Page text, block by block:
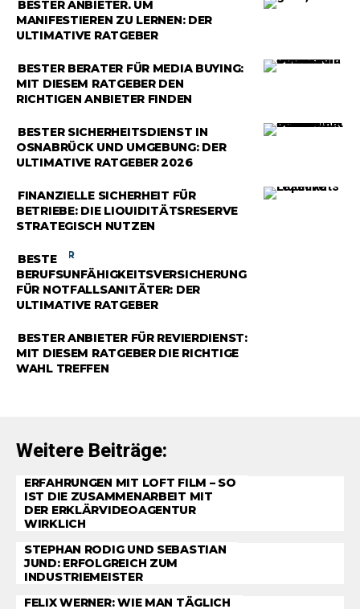
BESTER ANBIETER, UM
MANIFESTIEREN ZU LERNEN: DER
ULTIMATIVE RATGEBER
RATGEBER
BESTER BERATER FÜR MEDIA BUYING:
MIT DIESEM RATGEBER DEN
RICHTIGEN ANBIETER FINDEN
RATGEBER
BESTER SICHERHEITSDIENST IN
OSNABRÜCK UND UMGEBUNG: DER
ULTIMATIVE RATGEBER 2026
RATGEBER
FINANZIELLE SICHERHEIT FÜR
BETRIEBE: DIE LIQUIDITÄTSRESERVE
STRATEGISCH NUTZEN
RATGEBER
BESTE
BERUFSUNFÄHIGKEITSVERSICHERUNG
FÜR NOTFALLSANITÄTER: DER
ULTIMATIVE RATGEBER
RATGEBER
BESTER ANBIETER FÜR REVIERDIENST:
MIT DIESEM RATGEBER DIE RICHTIGE
WAHL TREFFEN
Weitere Beiträge:
ERFAHRUNGEN MIT LOFT FILM – SO
IST DIE ZUSAMMENARBEIT MIT
DER ERKLÄRVIDEOAGENTUR
WIRKLICH
STEPHAN RODIG UND SEBASTIAN
JUND: ERFOLGREICH ZUM
INDUSTRIEMEISTER
FELIX WERNER: WIE MAN TÄGLICH